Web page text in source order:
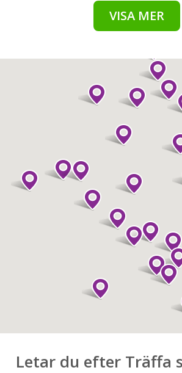
VISA MER
Letar du efter Träffa